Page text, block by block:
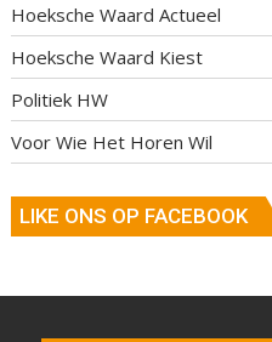
Hoeksche Waard Actueel
Hoeksche Waard Kiest
Politiek HW
Voor Wie Het Horen Wil
LIKE ONS OP FACEBOOK